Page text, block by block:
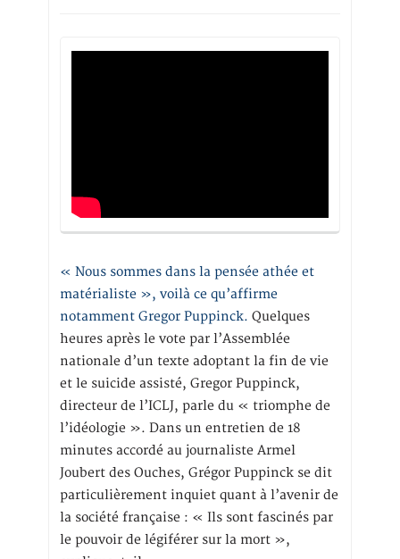
« Nous sommes dans la pensée athée et
matérialiste », voilà ce qu’affirme
notamment Gregor Puppinck. Quelques
heures après le vote par l’Assemblée
nationale d’un texte adoptant la fin de vie
et le suicide assisté, Gregor Puppinck,
directeur de l’ICLJ, parle du « triomphe de
l’idéologie ». Dans un entretien de 18
minutes accordé au journaliste Armel
Joubert des Ouches, Grégor Puppinck se dit
particulièrement inquiet quant à l’avenir de
la société française : « Ils sont fascinés par
le pouvoir de légiférer sur la mort »,